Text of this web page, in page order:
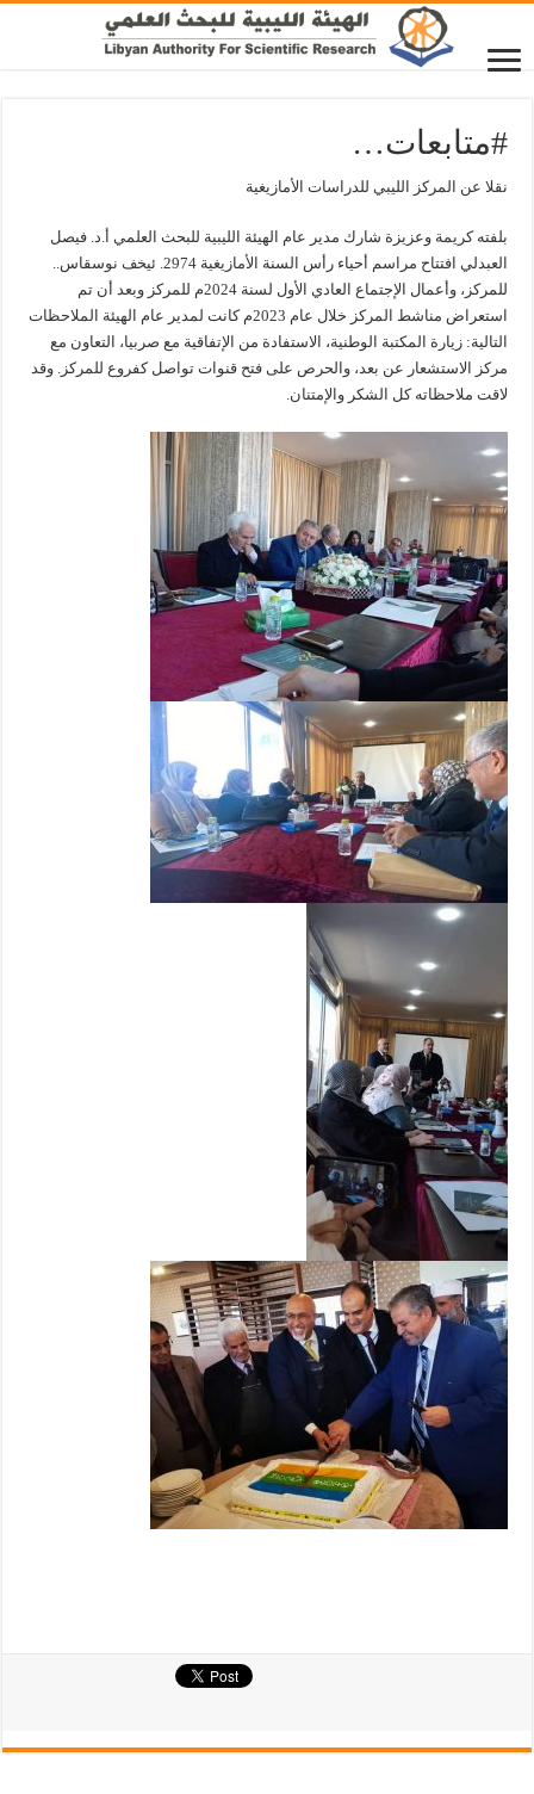
#متابعات…
نقلا عن المركز الليبي للدراسات الأمازيغية
بلفته كريمة وعزيزة شارك مدير عام الهيئة الليبية للبحث العلمي أ.د. فيصل
العبدلي افتتاح مراسم أحياء رأس السنة الأمازيغية 2974. ئيخف نوسقاس..
للمركز، وأعمال الإجتماع العادي الأول لسنة 2024م للمركز وبعد أن تم
استعراض مناشط المركز خلال عام 2023م كانت لمدير عام الهيئة الملاحظات
التالية: زيارة المكتبة الوطنية، الاستفادة من الإتفاقية مع صربيا، التعاون مع
مركز الاستشعار عن بعد، والحرص على فتح قنوات تواصل كفروع للمركز. وقد
لاقت ملاحظاته كل الشكر والإمتنان.